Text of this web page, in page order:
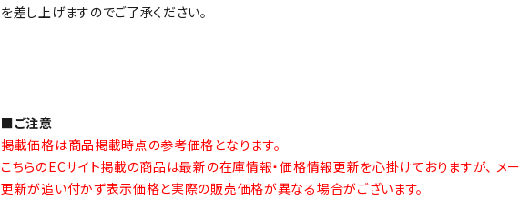
を差し上げますのでご了承ください。
■ご注意
掲載価格は商品掲載時点の参考価格となります。
こちらのECサイト掲載の商品は最新の在庫情報・価格情報更新を心掛けておりますが、
更新が追い付かず表示価格と実際の販売価格が異なる場合がございます。